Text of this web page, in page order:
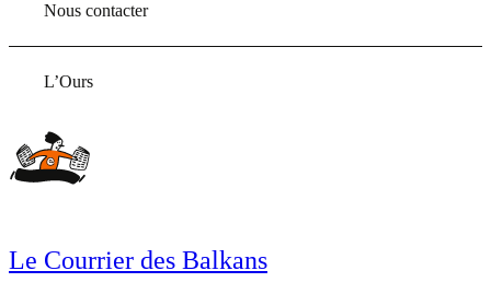
Nous contacter
L’Ours
Le Courrier des Balkans